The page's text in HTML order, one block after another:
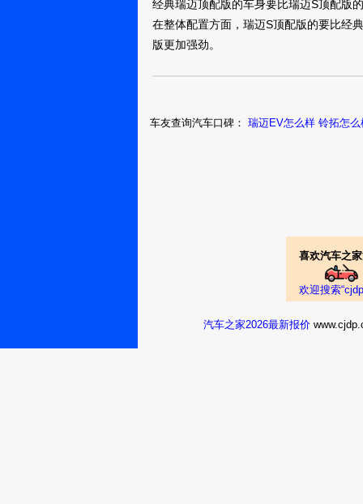
滨州：
升，245的宽胎
不到8个油这2，8
商丘：简单生
性价比好
油耗6.8-7.2之间
比五环少一环，
瑞迈2016款
真实油耗：油耗
经典瑞迈顶配版的车身要比瑞迈S顶配版
在整体配置方面，瑞迈S顶配版的要比经
版更加强劲。
车友查询汽车口碑： 瑞迈EV怎么样 铃拓怎么
喜欢汽车之
欢迎搜索
汽车之家2026最新报价